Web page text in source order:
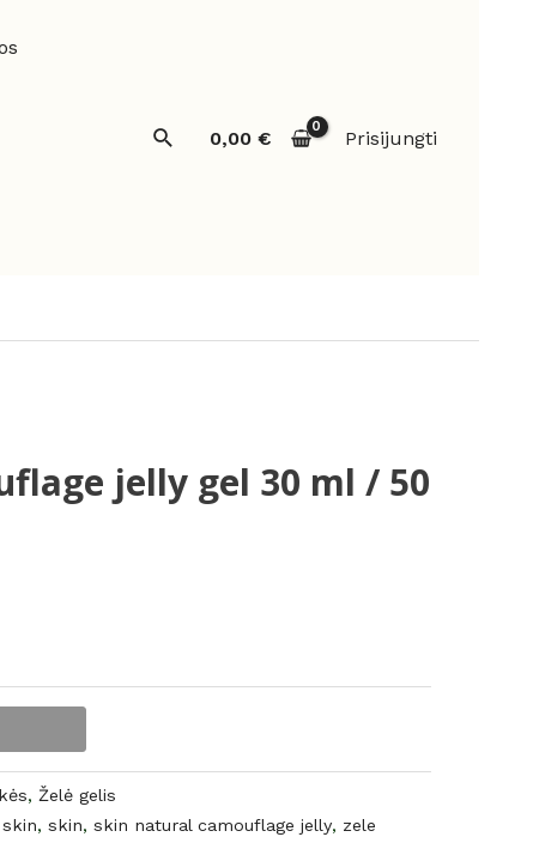
Paieška0,00 € Prisijungti
jelly gel 30 ml / 50
, Želė gelis
, skin, skin natural camouflage jelly, zele